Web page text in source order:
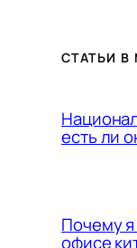
СТАТЬИ В
есть ли
Почему я
офисе